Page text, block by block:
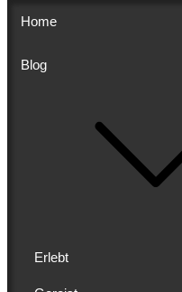
SkipHome
Blog
Erlebt